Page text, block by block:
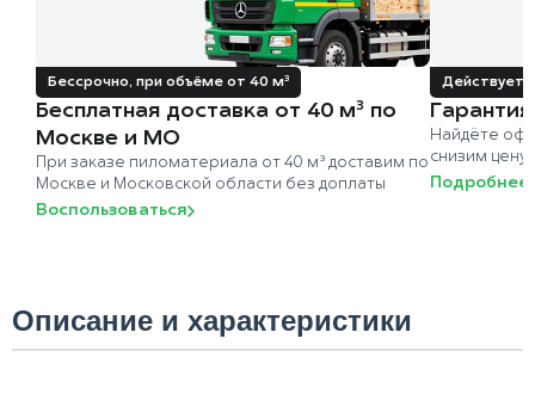
Бессрочно, при объёме от 40 м³
Бесплатная доставка от 40 м³ по
Москве и МО
При заказе пиломатериала от 40 м³ доставим по
Москве и Московской области без доплаты
Воспользоваться
Действует
Найдёте
снизим
Подробнее
Описание и характеристики